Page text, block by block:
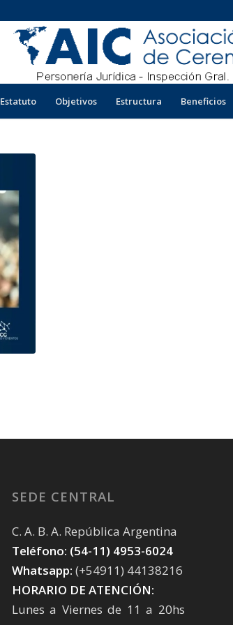
Estatuto Objetivos Estructura Beneficios
SEDE CENTRAL
C. A. B. A. República Argentina
Teléfono: (54-11) 4953-6024
Whatsapp: (+54911) 44138216
HORARIO DE ATENCIÓN:
Lunes a Viernes de 11 a 20hs